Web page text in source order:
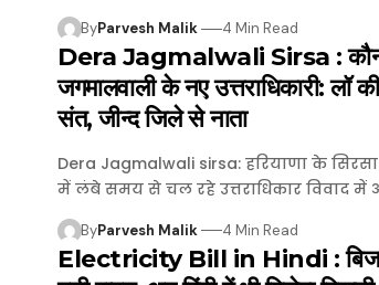
ByParvesh Malik 4 Min Read
Dera Jagmalwali Sirsa : कौन
जगमालवाली के नए उत्तराधिकारी: लॉ
संत, जीन्द जिले से नाता
Dera Jagmalwali sirsa: हरियाणा के
में लंबे समय से चल रहे उत्तराधिकार विवाद में
ByParvesh Malik 4 Min Read
Electricity Bill in Hindi :